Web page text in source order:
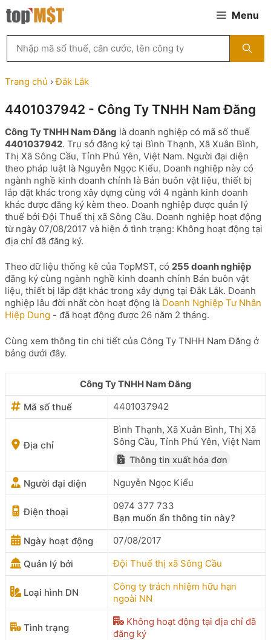
Chuyển
đến
Menu
kiếm
MST
theo
tên
ty,
người
đại
diện
hoặc
mã
số
thuế
...
Trang chủ ›Đắk Lắk
4401037942 - Công Ty TNHH Nam Đăng
Công Ty TNHH Nam Đăng là doanh nghiệp có mã số thuế
4401037942. Trụ sở đăng ký tại Bình Thạnh, Xã Xuân Bình,
Thị Xã Sông Cầu, Tỉnh Phú Yên, Việt Nam. Người đại diện
theo pháp luật là Nguyễn Ngọc Kiểu. Doanh nghiệp này có
ngành nghề kinh doanh chính là Bán buôn vật liệu, thiết bị
lắp đặt khác trong xây dựng cùng với 4 ngành kinh doanh
khác được đăng ký kèm theo. Doanh nghiệp được quản lý
thuế bởi Đội Thuế thị xã Sông Cầu. Doanh nghiệp hoạt động
từ ngày 07/08/2017 và hiện ở tình trạng: Không hoạt động tại
địa chỉ đã đăng ký.
Theo dữ liệu thống kê của TopMST, có 255 doanh nghiệp
đăng ký cùng ngành nghề kinh doanh chính Bán buôn vật
liệu, thiết bị lắp đặt khác trong xây dựng tại Đắk Lắk. Doanh
nghiệp lâu đời nhất còn hoạt động là Doanh Nghiệp Tư Nhân
Hiệp Dung - đã hoạt động được 26 năm 2 tháng.
Cùng xem thông tin chi tiết của Công Ty TNHH Nam Đăng ở
bảng dưới đây.
Công Ty TNHH Nam Đăng
Mã số thuế
4401037942
Địa chỉ
Bình Thạnh, Xã Xuân Bình, Thị Xã
Sông Cầu, Tỉnh Phú Yên, Việt Nam
Thông tin xuất hóa đơn
Người đại diện Nguyễn Ngọc Kiểu
Điện thoại
0974 377 733
Bạn muốn ẩn thông tin này?
Ngày hoạt động
07/08/2017
Quản lý bởi Đội Thuế thị xã Sông Cầu
Loại hình DN
Công ty trách nhiệm hữu hạn
ngoài NN
Tình trạng
Không hoạt động tại địa chỉ đã
đăng ký